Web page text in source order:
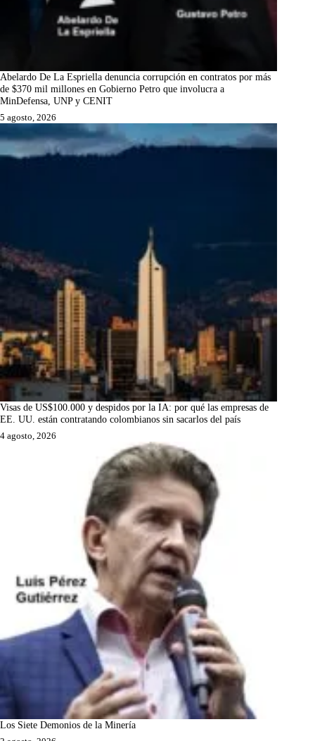
Abelardo De La Espriella denuncia corrupción en contratos por más
de $370 mil millones en Gobierno Petro que involucra a
MinDefensa, UNP y CENIT
5 agosto, 2026
Visas de US$100.000 y despidos por la IA: por qué las empresas de
EE. UU. están contratando colombianos sin sacarlos del país
4 agosto, 2026
Los Siete Demonios de la Minería